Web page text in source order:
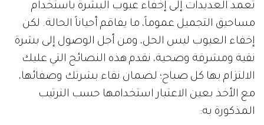
تعمد العديدات إلى إخفاء عيوب البشرة باستخدام
مساحيق التجميل عموماً، ما يفاقم أحياناً الحالة. لكن
إخفاء العيوب ليس الحل، ومن أجل الوصول إلى بشرة
نقية ومشرقة وصحية، نقدم هذه النصائح التي عليك
الالتزام بها كل صباح؛ لضمان نقاء بشرتك وصفائها،
مع الأخذ بعين الاعتبار استخدامها حسب الترتيب
المذكورة به: